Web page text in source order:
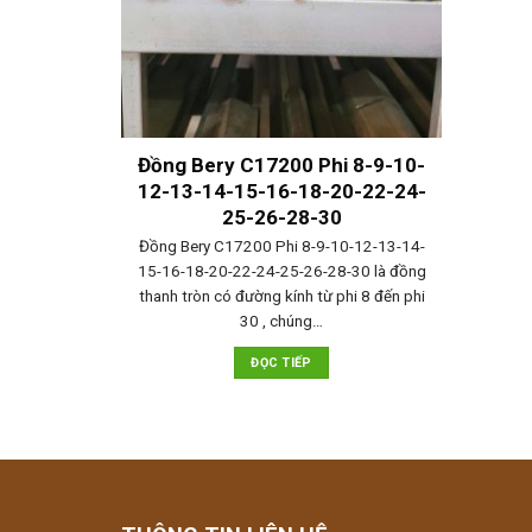
Đồng Bery C17200 Phi 8-9-10-
12-13-14-15-16-18-20-22-24-
25-26-28-30
Đồng Bery C17200 Phi 8-9-10-12-13-14-
15-16-18-20-22-24-25-26-28-30 là đồng
thanh tròn có đường kính từ phi 8 đến phi
30 , chúng…
ĐỌC TIẾP